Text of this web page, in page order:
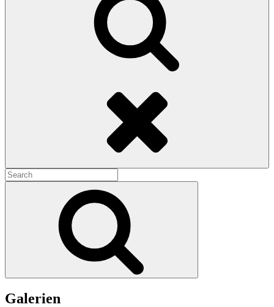
Search
for:
Galerien